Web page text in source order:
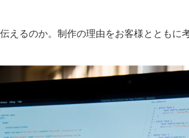
るのか。制作の理由をお客様とともに